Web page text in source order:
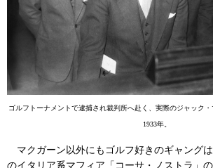
ゴルフトーナメントで逮捕され裁判所へ赴く、実際のジャック・
1933年。
マクガーン以外にもゴルフ好きのギャング
のイタリア系マフィア「コーサ・ノストラ」